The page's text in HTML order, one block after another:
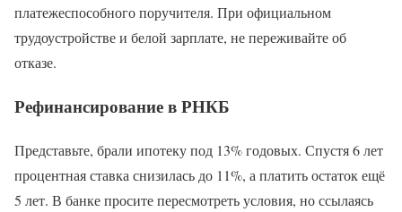
платежеспособного поручителя. При официальном
трудоустройстве и белой зарплате, не переживайте об
отказе.
Рефинансирование в РНКБ
Представьте, брали ипотеку под 13% годовых. Спустя 6 лет
процентная ставка снизилась до 11%, а платить остаток ещё
5 лет. В банке просите пересмотреть условия, но ссылаясь